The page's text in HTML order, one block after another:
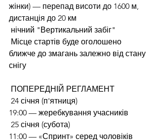
жінки) — перепад висоти до 1600 м,
дистанція до 20 км
нічний "Вертикальний забіг"
Місце стартів буде оголошено
ближче до змагань залежно від стану
снігу
ПОПЕРЕДНІЙ РЕГЛАМЕНТ
24 січня (п'ятниця)
19:00 — жеребкування учасників
25 січня (субота)
11:00 — «Спринт» серед чоловіків